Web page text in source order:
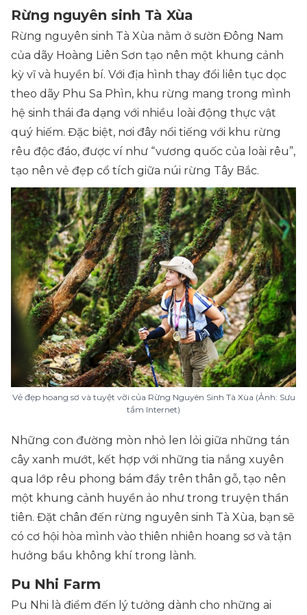
Rừng nguyên sinh Tà Xùa
Rừng nguyên sinh Tà Xùa nằm ở sườn Đông Nam
của dãy Hoàng Liên Sơn tạo nên một khung cảnh
kỳ vĩ và huyền bí. Với địa hình thay đổi liên tục dọc
theo dãy Phu Sa Phìn, khu rừng mang trong mình
hệ sinh thái đa dạng với nhiều loài động thực vật
quý hiếm. Đặc biệt, nơi đây nổi tiếng với khu rừng
rêu độc đáo, được ví như “vương quốc của loài rêu”,
tạo nên vẻ đẹp cổ tích giữa núi rừng Tây Bắc.
Vẻ đẹp hoang sơ và tuyệt vời của Rừng Nguyên Sinh Tà Xùa (Ảnh: Sưu
tầm Internet)
Những con đường mòn nhỏ len lỏi giữa những tán
cây xanh mướt, kết hợp với những tia nắng xuyên
qua lớp rêu phong bám đầy trên thân gỗ, tạo nên
một khung cảnh huyền ảo như trong truyện thần
tiên. Đặt chân đến rừng nguyên sinh Tà Xùa, bạn sẽ
có cơ hội hòa mình vào thiên nhiên hoang sơ và tận
hưởng bầu không khí trong lành.
Pu Nhi Farm
Pu Nhi là điểm đến lý tưởng dành cho những ai